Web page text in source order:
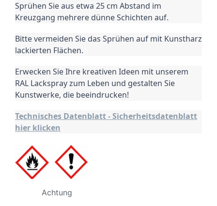
Sprühen Sie aus etwa 25 cm Abstand im
Kreuzgang mehrere dünne Schichten auf.
Bitte vermeiden Sie das Sprühen auf mit Kunstharz
lackierten Flächen.
Erwecken Sie Ihre kreativen Ideen mit unserem
RAL Lackspray zum Leben und gestalten Sie
Kunstwerke, die beeindrucken!
Technisches Datenblatt - Sicherheitsdatenblatt
hier klicken
Achtung